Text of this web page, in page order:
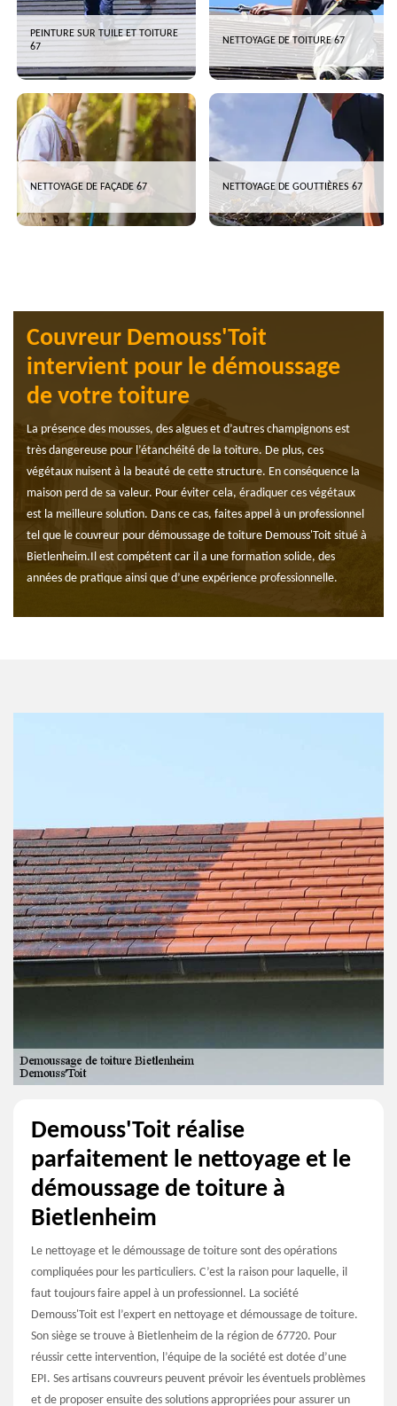
PEINTURE SUR TUILE ET TOITURE
67
NETTOYAGE DE TOITURE 67
NETTOYAGE DE FAÇADE 67 NETTOYAGE DE GOUTTIÈRES 67
Couvreur Demouss'Toit
intervient pour le démoussage
de votre toiture
La présence des mousses, des algues et d’autres champignons est
très dangereuse pour l’étanchéité de la toiture. De plus, ces
végétaux nuisent à la beauté de cette structure. En conséquence la
maison perd de sa valeur. Pour éviter cela, éradiquer ces végétaux
est la meilleure solution. Dans ce cas, faites appel à un professionnel
tel que le couvreur pour démoussage de toiture Demouss'Toit situé à
Bietlenheim.Il est compétent car il a une formation solide, des
années de pratique ainsi que d’une expérience professionnelle.
Demouss'Toit réalise
parfaitement le nettoyage et le
démoussage de toiture à
Bietlenheim
Le nettoyage et le démoussage de toiture sont des opérations
compliquées pour les particuliers. C’est la raison pour laquelle, il
faut toujours faire appel à un professionnel. La société
Demouss'Toit est l’expert en nettoyage et démoussage de toiture.
Son siège se trouve à Bietlenheim de la région de 67720. Pour
réussir cette intervention, l’équipe de la société est dotée d’une
EPI. Ses artisans couvreurs peuvent prévoir les éventuels problèmes
et de proposer ensuite des solutions appropriées pour assurer un